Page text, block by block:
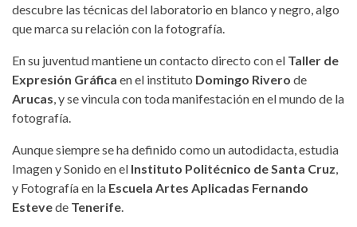
descubre las técnicas del laboratorio en blanco y negro, algo
que marca su relación con la fotografía.
En su juventud mantiene un contacto directo con el Taller de
Expresión Gráfica en el instituto Domingo Rivero de
Arucas, y se vincula con toda manifestación en el mundo de la
fotografía.
Aunque siempre se ha definido como un autodidacta, estudia
Imagen y Sonido en el Instituto Politécnico de Santa Cruz,
y Fotografía en la Escuela Artes Aplicadas Fernando
Estevede Tenerife.